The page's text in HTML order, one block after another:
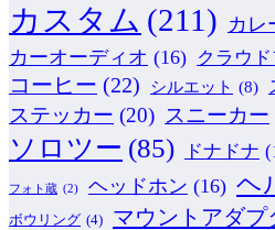
カスタム (211) カレ
カーオーディオ (16) クラウ
コーヒー (22) シルエット (8)
ステッカー (20) スニーカー
ソロツー (85) ドナドナ
フォト蔵 (2) ヘッドホン (16) ヘ
ボウリング (4) マウントアダプ